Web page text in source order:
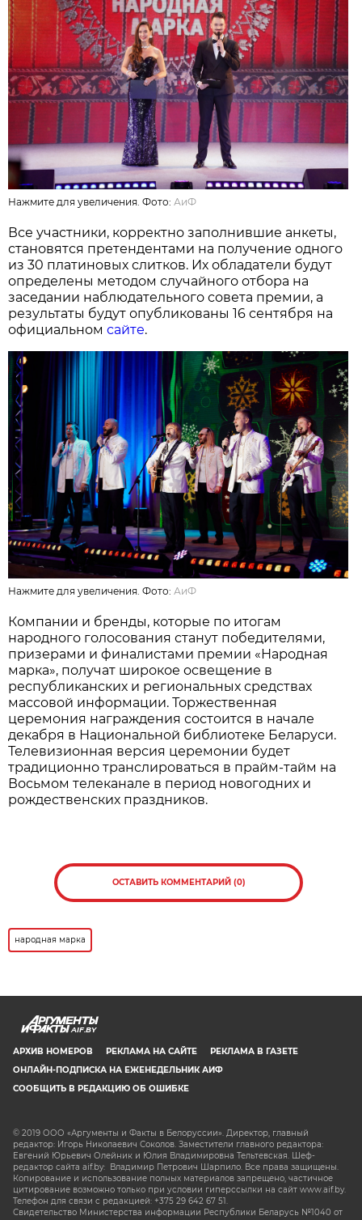
Нажмите для увеличения. Фото:АиФ
Все участники, корректно заполнившие анкеты,
становятся претендентами на получение одного
из 30 платиновых слитков. Их обладатели будут
определены методом случайного отбора на
заседании наблюдательного совета премии, а
результаты будут опубликованы 16 сентября на
официальномсайте.
Нажмите для увеличения. Фото:АиФ
Компании и бренды, которые по итогам
народного голосования станут победителями,
призерами и финалистами премии «Народная
марка», получат широкое освещение в
республиканских и региональных средствах
массовой информации. Торжественная
церемония награждения состоится в начале
декабря в Национальной библиотеке Беларуси.
Телевизионная версия церемонии будет
традиционно транслироваться в прайм-тайм на
Восьмом телеканале в период новогодних и
рождественских праздников.
ОСТАВИТЬ КОММЕНТАРИЙ (0)
народная марка
AIF.BY
АРХИВ НОМЕРОВ РЕКЛАМА НА САЙТЕ
РЕКЛАМА В ГАЗЕТЕ
ОНЛАЙН-ПОДПИСКА НА ЕЖЕНЕДЕЛЬНИК АИФ
СООБЩИТЬ В РЕДАКЦИЮ ОБ ОШИБКЕ
© 2019 ООО «Аргументы и Факты в Белоруссии». Директор, главный
редактор: Игорь Николаевич Соколов. Заместители главного редактора:
Евгений Юрьевич Олейник и Юлия Владимировна Тельтевская. Шеф-
редактор сайта aif.by: Владимир Петрович Шарпило. Все права защищены.
Копирование и использование полных материалов запрещено, частичное
цитирование возможно только при условии гиперссылки на сайт www.aif.by.
Телефон для связи с редакцией: +375 29 642 67 51.
Свидетельство Министерства информации Республики Беларусь №1040 от